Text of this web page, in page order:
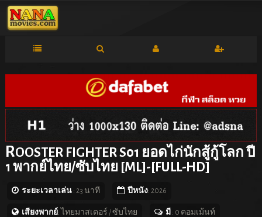
ROOSTER FIGHTER S01 ยอดไก่นักสู้กู้โลก ปี
1 พากย์ไทย/ซับไทย [ML]-[FULL-HD]
ระยะเวลาเล่น: 23 นาที ปีหนัง: 2026
เสียงพากย์: ไทยมาสเตอร์ / ซับไทย มี : 0 คอมเม้นท์